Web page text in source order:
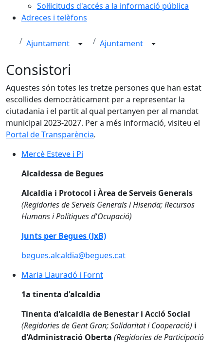
Sol·licituds d'accés a la informació pública
Adreces i telèfons
Ajuntament Ajuntament
Consistori
Aquestes són totes les tretze persones que han estat
escollides democràticament per a representar la
ciutadania i el partit al qual pertanyen per al mandat
municipal 2023-2027. Per a més informació, visiteu el
Portal de Transparència.
Mercè Esteve i Pi
Mercè Esteve i Pi
Alcaldessa de Begues
Alcaldia i Protocol i Àrea de Serveis Generals
(Regidories de Serveis Generals i Hisenda; Recursos
Humans i Polítiques d'Ocupació)
Junts per Begues (JxB)
begues.alcaldia@begues.cat
Maria Llauradó i Fornt
Maria Llauradó i Fornt
1a tinenta d'alcaldia
Tinenta d'alcaldia de Benestar i Acció Social
(Regidories de Gent Gran; Solidaritat i Cooperació) i
d'Administració Oberta (Regidories de Participació